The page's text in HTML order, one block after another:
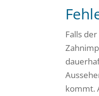
Falls
kommt.